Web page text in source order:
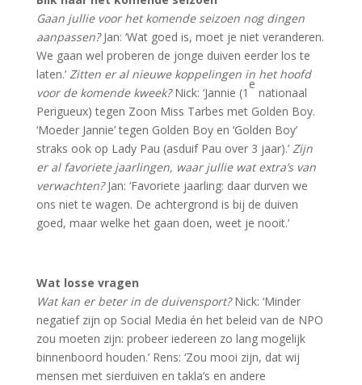
Gaan jullie voor het komende seizoen nog dingen
aanpassen?Jan: ‘Wat goed is, moet je niet veranderen.
We gaan wel proberen de jonge duiven eerder los te
laten.’ Zitten er al nieuwe koppelingen in het hoofd
voor de komende kweek?Nick: ‘Jannie (1
e
nationaal
Perigueux) tegen Zoon Miss Tarbes met Golden Boy.
‘Moeder Jannie’ tegen Golden Boy en ‘Golden Boy’
straks ook op Lady Pau (asduif Pau over 3 jaar).’ Zijn
er al favoriete jaarlingen, waar jullie wat extra’s van
verwachten?Jan: ‘Favoriete jaarling: daar durven we
ons niet te wagen. De achtergrond is bij de duiven
goed, maar welke het gaan doen, weet je nooit.’
Wat losse vragen
Wat kan er beter in de duivensport?Nick: ‘Minder
negatief zijn op Social Media én het beleid van de NPO
zou moeten zijn: probeer iedereen zo lang mogelijk
binnenboord houden.’ Rens: ‘Zou mooi zijn, dat wij
mensen met sierduiven en takla’s en andere